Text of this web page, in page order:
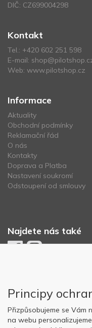
DIČ: CZ699004298
Kontakt
Tel.: +420 602 251 598
E-mail:
Web: www.pilotshop.cz
Informace
Aktuality
Obchodní podmínky
Reklamační řád
O nás
Kontakty
Doprava a Platba
Nastavení soukromí
Odstoupení od smlouvy
Najdete nás také
Principy
Přizpůsobujeme se Vám
na webu